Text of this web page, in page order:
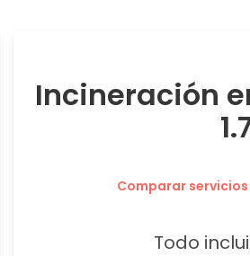
Incineración
Comparar
Todo